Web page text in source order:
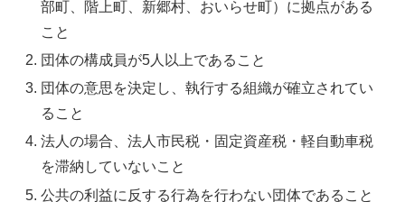
部町、階上町、新郷村、おいらせ町）に拠点がある
こと
団体の構成員が5人以上であること
団体の意思を決定し、執行する組織が確立されてい
ること
法人の場合、法人市民税・固定資産税・軽自動車税
を滞納していないこと
公共の利益に反する行為を行わない団体であること